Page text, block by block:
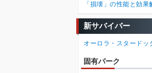
「損壊」の性能と効果
新サバイバー
オーロラ・スタードッ
固有パーク